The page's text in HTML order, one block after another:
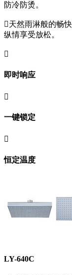
防冷防烫。
天然雨淋般的畅
纵情享受放松。

即时响应

一键锁定

恒定温度
LY-640C